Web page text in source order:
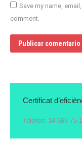
Save my name,
comment.
Publicar comentario
Certificat
Telèfon: 34 669 75